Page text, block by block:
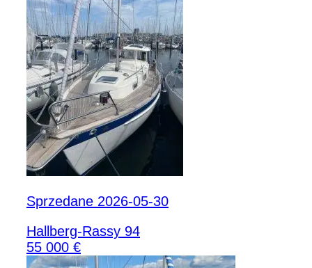
Sprzedane 2026-05-30
Hallberg-Rassy 94
55 000 €